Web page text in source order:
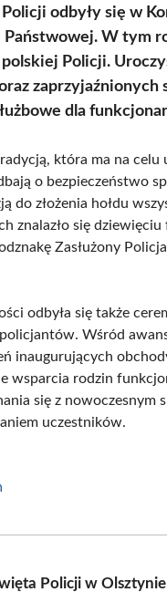
odbyły się w
Państwowej. W tym
Policji.
zaprzyjaźnionych
dla
która ma na
o bezpieczeństwo
do złożenia hołdu
znalazło się
Zasłużony
odbyła się także
Wśród
inaugurujących
wsparcia rodzin
się z nowoczesnym
uczestników.
Policji w